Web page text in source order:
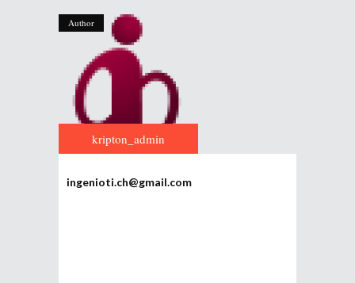
Author
kripton_admin
ingenioti.ch@gmail.com